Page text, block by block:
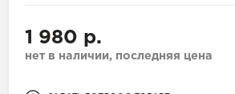
1 980 р.
нет в наличии, последняя цена